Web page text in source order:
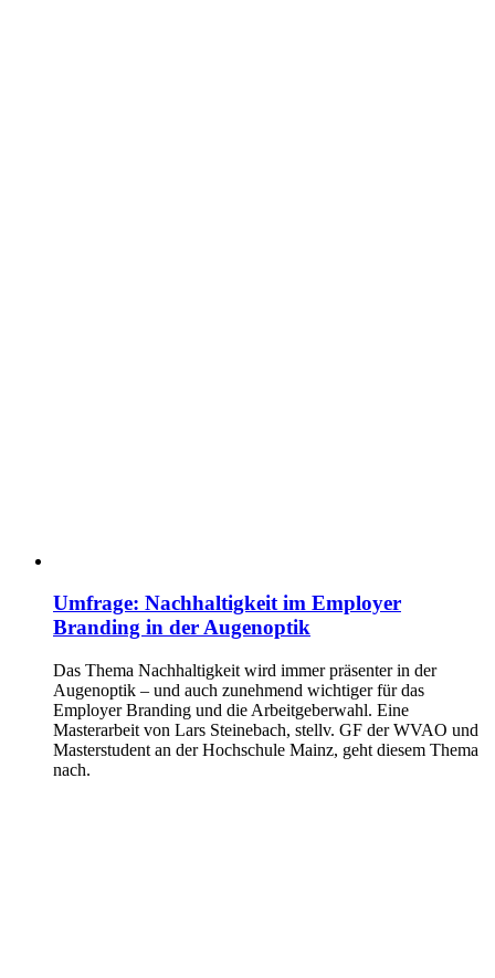
Umfrage: Nachhaltigkeit im Employer
Branding in der Augenoptik
Das Thema Nachhaltigkeit wird immer präsenter in der
Augenoptik – und auch zunehmend wichtiger für das
Employer Branding und die Arbeitgeberwahl. Eine
Masterarbeit von Lars Steinebach, stellv. GF der WVAO und
Masterstudent an der Hochschule Mainz, geht diesem Thema
nach.